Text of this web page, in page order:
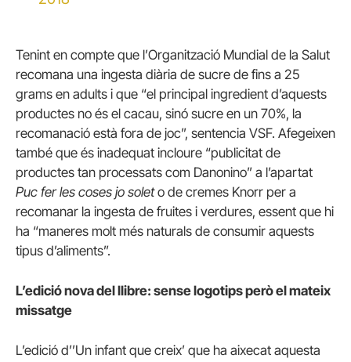
Tenint en compte que l’Organització Mundial de la Salut
recomana una ingesta diària de sucre de fins a 25
grams en adults i que “el principal ingredient d’aquests
productes no és el cacau, sinó sucre en un 70%, la
recomanació està fora de joc”, sentencia VSF. Afegeixen
també que és inadequat incloure “publicitat de
productes tan processats com Danonino” a l’apartat
Puc fer les coses jo soleto de cremes Knorr per a
recomanar la ingesta de fruites i verdures, essent que hi
ha “maneres molt més naturals de consumir aquests
tipus d’aliments”.
L’edició nova del llibre: sense logotips però el mateix
missatge
L’edició d’’Un infant que creix’ que ha aixecat aquesta